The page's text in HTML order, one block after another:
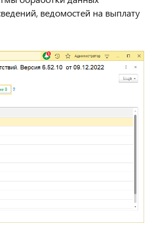
ведомостей на выплату